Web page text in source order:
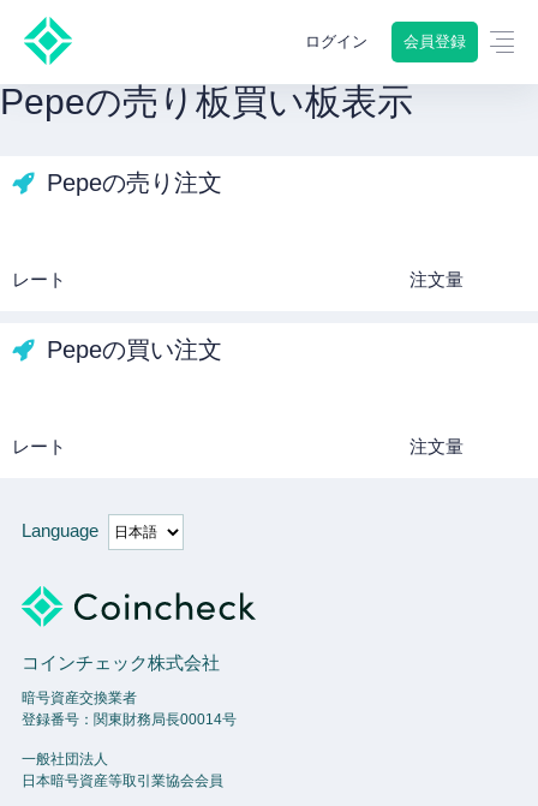
ログイン 会員登録
Pepeの売り板買い板表示
Pepeの売り注文
レート 注文量
Pepeの買い注文
レート 注文量
Language
コインチェック株式会社
暗号資産交換業者
登録番号：関東財務局長00014号
一般社団法人
日本暗号資産等取引業協会会員